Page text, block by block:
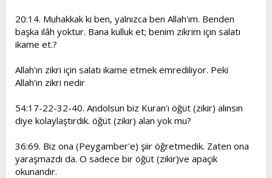
20:14. Muhakkak ki ben, yalnızca ben Allah'ım. Benden
başka ilâh yoktur. Bana kulluk et; benim zikrim için salatı
ikame et.?
Allah'ın zikri için salatı ikame etmek emrediliyor. Peki
Allah'ın zikri nedir
54:17-22-32-40. Andolsun biz Kuran'ı öğüt (zikir) alınsın
diye kolaylaştırdık. öğüt (zikir) alan yok mu?
36:69. Biz ona (Peygamber'e) şiir öğretmedik. Zaten ona
yaraşmazdı da. O sadece bir öğüt (zikir)ve apaçık
okunandır.